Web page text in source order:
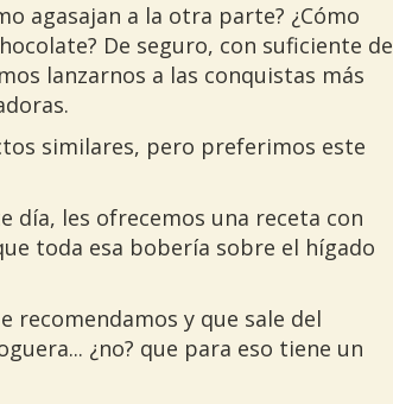
agasajan a la otra parte? ¿Cómo
De seguro, con suficiente de
lanzarnos a las conquistas más
similares, pero preferimos este
día, les ofrecemos una receta con
toda esa bobería sobre el hígado
recomendamos y que sale del
¿no? que para eso tiene un